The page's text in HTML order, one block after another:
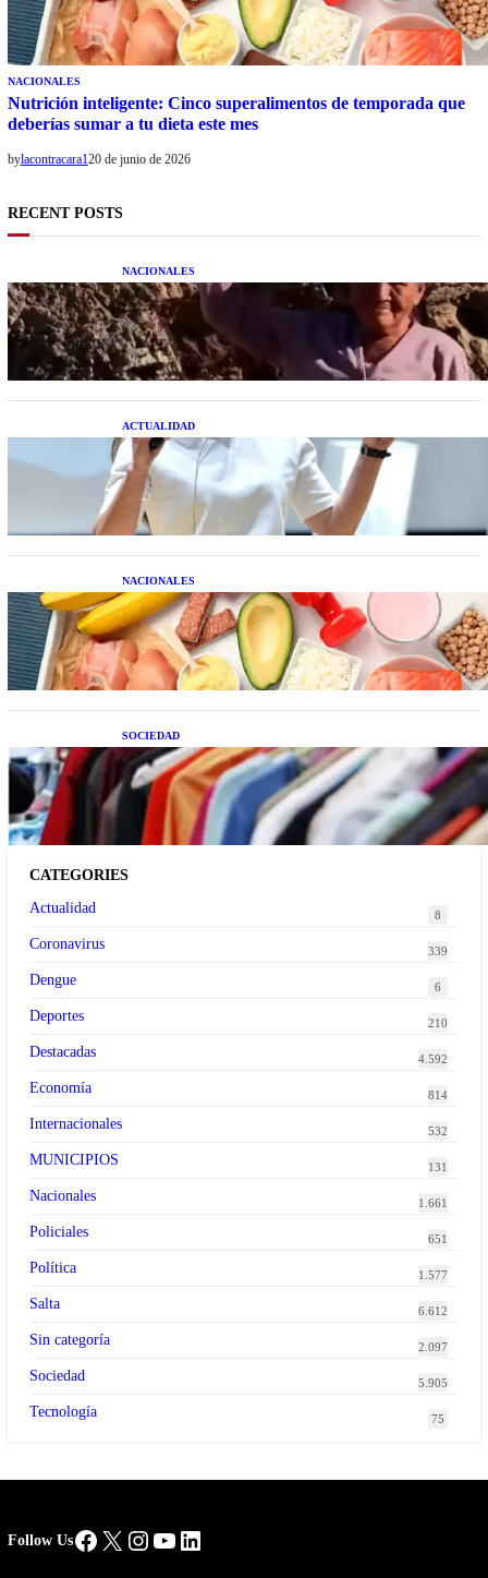
NACIONALES
Nutrición inteligente: Cinco superalimentos de temporada que
deberías sumar a tu dieta este mes
bylacontracara120 de junio de 2026
RECENT POSTS
NACIONALES
Una mujer asegura haber peleado con un
extraterrestre cuerpo a cuerpo
ACTUALIDAD
La startup creada por una salteña que busca
resolver el estrés financiero en Latinoamérica
NACIONALES
Nutrición inteligente: Cinco superalimentos de
temporada que deberías sumar a tu dieta este mes
SOCIEDAD
Las grandes marcas globales se suman a la
tendencia de la ropa de segunda mano premium
CATEGORIES
Actualidad
8
Coronavirus 339
Dengue 6
Deportes 210
Destacadas 4.592
Economía 814
Internacionales 532
MUNICIPIOS 131
Nacionales 1.661
Policiales 651
Política 1.577
Salta 6.612
Sin categoría 2.097
Sociedad 5.905
Tecnología 75
Follow UsFacebook
X Instagram
YouTube
LinkedIn